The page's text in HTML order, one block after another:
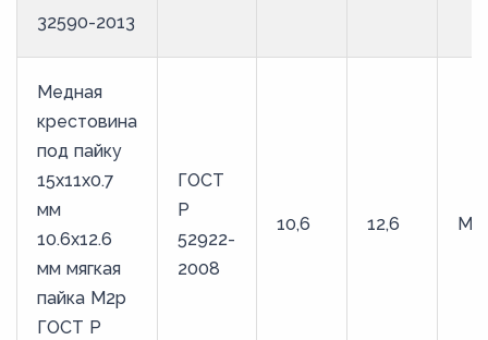
32590-2013
Медная
крестовина
под пайку
15х11х0.7
мм
10.6х12.6
мм мягкая
пайка М2р
ГОСТ Р
ГОСТ
Р
52922-
2008
10,6 12,6